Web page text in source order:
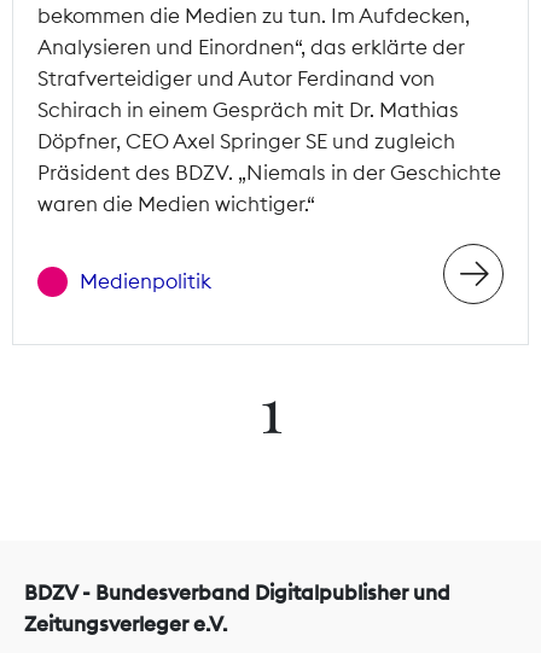
bekommen die Medien zu tun. Im Aufdecken,
Analysieren und Einordnen“, das erklärte der
Strafverteidiger und Autor Ferdinand von
Schirach in einem Gespräch mit Dr. Mathias
Döpfner, CEO Axel Springer SE und zugleich
Präsident des BDZV. „Niemals in der Geschichte
waren die Medien wichtiger.“
Medienpolitik
1
BDZV - Bundesverband Digitalpublisher und
Zeitungsverleger e.V.